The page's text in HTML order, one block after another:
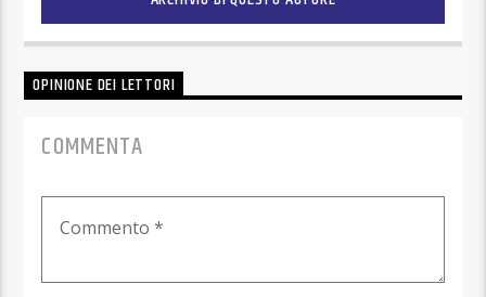
OPINIONE DEI LETTORI
COMMENTA